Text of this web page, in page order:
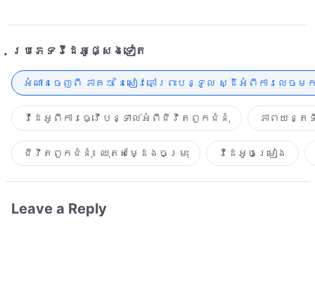
ប្រភេទ​វីដេអូ​ផ្សេង​ទៀត​
អំណានចេញពី ភាគ១ នៃសៀវភៅព្រះបន្ទូល ស្ដីអំពីការលេច
វីដេអូពីការធ្វើបន្ទាល់អំពីជីវិតពួកជំនុំ ភាពយន្
ជីវិតពួកជំនុំ៖ ឈុតសម្ដែងចម្រុះ វីដេអូចម្រៀង​
Leave a Reply